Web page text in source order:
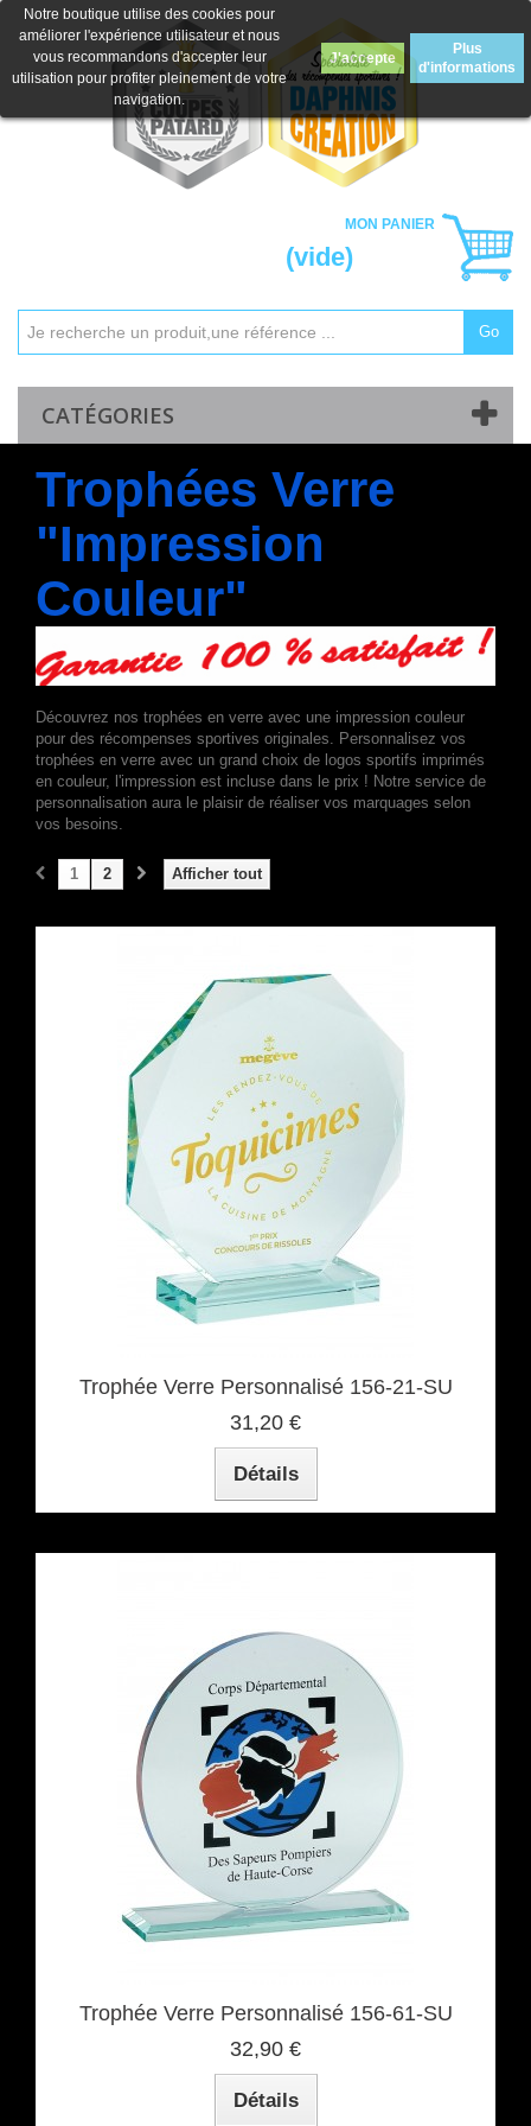
MON PANIER
(vide)
Go
CATÉGORIES
Notre boutique utilise des cookies pour
améliorer l'expérience utilisateur et nous
vous recommandons d'accepter leur
utilisation pour profiter pleinement de votre
navigation.
J'accepte
Plus
d'informations
Trophées Verre
"Impression
Couleur"
Découvrez nos trophées en verre avec une impression couleur
pour des récompenses sportives originales. Personnalisez vos
trophées en verre avec un grand choix de logos sportifs imprimés
en couleur, l'impression est incluse dans le prix ! Notre service de
personnalisation aura le plaisir de réaliser vos marquages selon
vos besoins.
Afficher tout
1 2
Trophée Verre Personnalisé 156-21-SU
31,20 €
Détails
Trophée Verre Personnalisé 156-61-SU
32,90 €
Détails